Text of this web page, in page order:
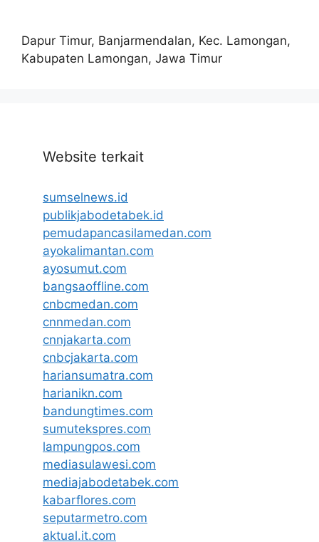
Dapur Timur, Banjarmendalan, Kec. Lamongan,
Kabupaten Lamongan, Jawa Timur
Website terkait
sumselnews.id
publikjabodetabek.id
pemudapancasilamedan.com
ayokalimantan.com
ayosumut.com
bangsaoffline.com
cnbcmedan.com
cnnmedan.com
cnnjakarta.com
cnbcjakarta.com
hariansumatra.com
harianikn.com
bandungtimes.com
sumutekspres.com
lampungpos.com
mediasulawesi.com
mediajabodetabek.com
kabarflores.com
seputarmetro.com
aktual.it.com